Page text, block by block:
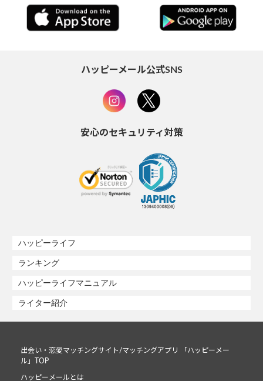
ハッピーメール公式SNS
安心のセキュリティ対策
ハッピーライフ
ランキング
ハッピーライフマニュアル
ライター紹介
出会い・恋愛マッチングサイト/マッチングアプリ 「ハッピーメー
ル」TOP
ハッピーメールとは